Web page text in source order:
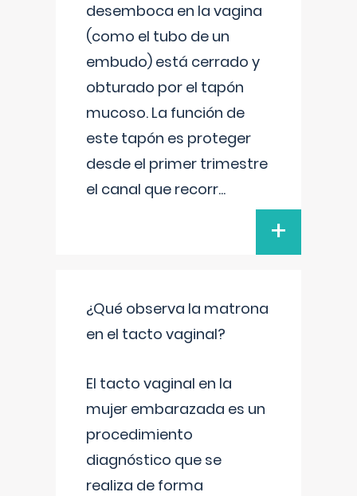
desemboca en la vagina
(como el tubo de un
embudo) está cerrado y
obturado por el tapón
mucoso. La función de
este tapón es proteger
desde el primer trimestre
el canal que recorr...
+
¿Qué observa la matrona
en el tacto vaginal?
El tacto vaginal en la
mujer embarazada es un
procedimiento
diagnóstico que se
realiza de forma